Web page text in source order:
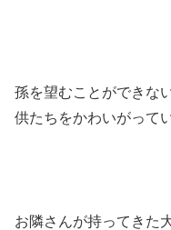
孫を望むことができな
供たちをかわいがって
お隣さんが持ってきた